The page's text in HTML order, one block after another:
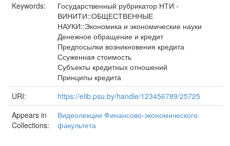
Keywords:
Государственный рубрикатор НТИ -
ВИНИТИ::ОБЩЕСТВЕННЫЕ
НАУКИ::Экономика и экономические науки
Денежное обращение и кредит
Предпосылки возникновения кредита
Ссуженная стоимость
Субъекты кредитных отношений
Принципы кредита
URI:
https://elib.psu.by/handle/123456789/25725
Appears in
Collections:
Видеолекции Финансово-экономического
факультета